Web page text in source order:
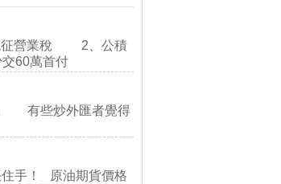
征營業稅 2、公積
交60萬首付
有些炒外匯者覺得
住手！ 原油期貨價格